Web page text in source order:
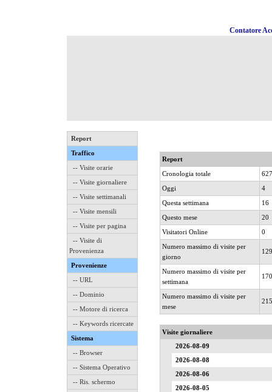
Contatore
Report
Traffico
-- Visite orarie
-- Visite giornaliere
-- Visite settimanali
-- Visite mensili
-- Visite per pagina
-- Visite di
Provenienza
Provenienze
-- URL
-- Dominio
-- Motore di ricerca
-- Keywords ricercate
Sistema
-- Browser
-- Sistema Operativo
-- Ris. schermo
Report
Cronologia totale
Oggi
4
Questa settimana
16
Questo mese
20
Visitatori Online
0
Numero massimo di visite per
giorno
Numero massimo di visite per
settimana
Numero massimo di visite per
mese
Visite giornaliere
2026-08-09
2026-08-08
2026-08-06
2026-08-05